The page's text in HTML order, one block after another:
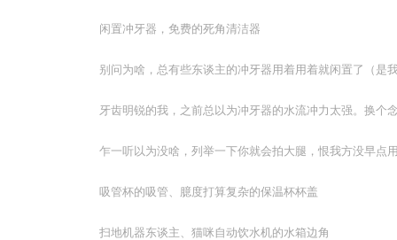
闲置冲牙器，免费的死角清洁器
别问为啥，总有些东谈主的冲牙器用着用着就闲置了（是
牙齿明锐的我，之前总以为冲牙器的水流冲力太强。换个
乍一听以为没啥，列举一下你就会拍大腿，恨我方没早点
吸管杯的吸管、臆度打算复杂的保温杯杯盖
扫地机器东谈主、猫咪自动饮水机的水箱边角